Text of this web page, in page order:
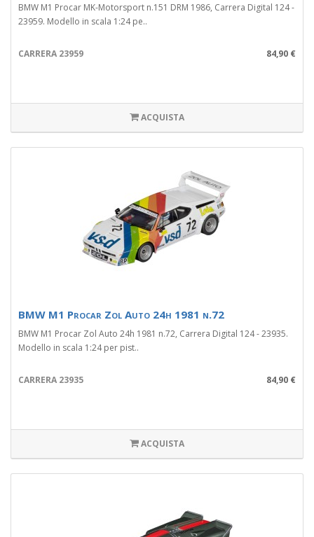
BMW M1 Procar MK-Motorsport n.151 DRM 1986, Carrera Digital 124 -
23959. Modello in scala 1:24 pe..
CARRERA 23959 84,90 €
ACQUISTA
BMW M1 Procar Zol Auto 24h 1981 n.72
BMW M1 Procar Zol Auto 24h 1981 n.72, Carrera Digital 124 - 23935.
Modello in scala 1:24 per pist..
CARRERA 23935 84,90 €
ACQUISTA